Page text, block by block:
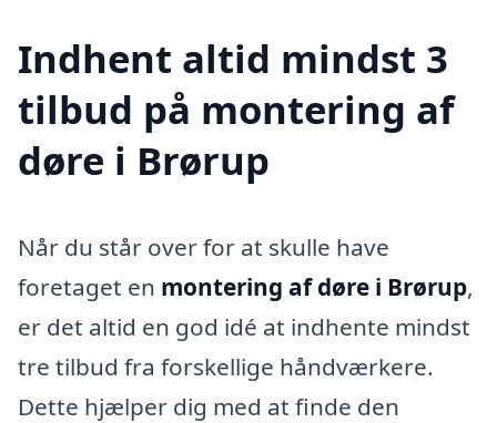
Indhent altid mindst 3
tilbud på montering af
døre i Brørup
Når du står over for at skulle have
foretaget en montering af døre i Brørup,
er det altid en god idé at indhente mindst
tre tilbud fra forskellige håndværkere.
Dette hjælper dig med at finde den